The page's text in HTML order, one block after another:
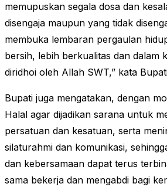
memupuskan segala dosa dan
disengaja maupun yang tidak
membuka lembaran pergaulan
bersih, lebih berkualitas dan dalam
diridhoi oleh Allah SWT,” kata
Bupati juga mengatakan, dengan
Halal agar dijadikan sarana untuk
persatuan dan kesatuan, serta
silaturahmi dan komunikasi,
dan kebersamaan dapat terus
sama bekerja dan mengabdi bagi